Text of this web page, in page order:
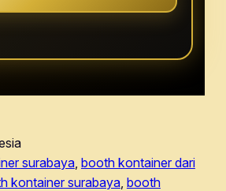
surabaya, booth kontainer dari
kontainer surabaya, booth